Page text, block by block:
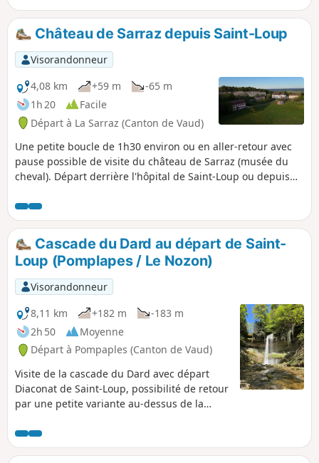
Château de Sarraz depuis Saint-Loup
Visorandonneur
4,08 km
+59 m
-65 m
1h 20
Facile
Départ à La Sarraz (Canton de Vaud)
Une petite boucle de 1h30 environ ou en aller-retour avec
pause possible de visite du château de Sarraz (musée du
cheval). Départ derrière l'hôpital de Saint-Loup ou depuis
suivre la pancarte orange de chemin pédestre. Le retour
peut se faire par le même chemin que l'allée pour éviter de
longer la route, à noter que la route a un cheminement
piéton de Sarraz à Pompaples.
Cascade du Dard au départ de Saint-
Loup (Pomplapes / Le Nozon)
Visorandonneur
8,11 km
+182 m
-183 m
2h 50
Moyenne
Départ à Pompaples (Canton de Vaud)
Visite de la cascade du Dard avec départ
Diaconat de Saint-Loup, possibilité de retour
par une petite variante au-dessus de la
la montée quand on passe par la variante. Il
faut moins d'une heure en marchant